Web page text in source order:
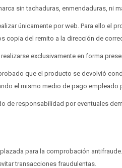
sin tachaduras, enmendaduras, ni
únicamente por web. Para ello el
copia del remito a la dirección de
exclusivamente en forma
que el producto se devolvió
el mismo medio de pago empleado
de responsabilidad por eventuales
para la comprobación
transacciones fraudulentas.